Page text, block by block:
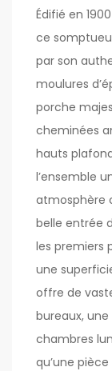
Édifié en
ce
par son
moulures
porche
cheminées
hauts
l’ensemble
atmosphère
belle entrée
les premiers
une
offre de
bureaux,
chambres
qu’une